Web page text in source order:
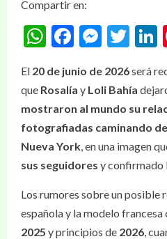
Compartir en:
WhatsApp
Facebook
El 20 de junio de 2026será
que Rosalía y Loli Bahía
mostraron al mundo su
fotografiadas caminando
Nueva York, en una imagen
sus seguidores y confirmado
Los rumores sobre un posible
española y la modelo
2025 y principios de 2026,